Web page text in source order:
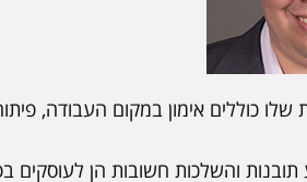
כוללים אימון במקום העבודה,
והשלכות חשובות הן לעוסקים